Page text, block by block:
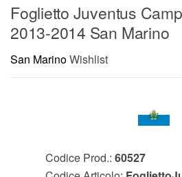
Foglietto Juventus
2013-2014 San Marino
San MarinoWishlist
Codice Prod.: 60527